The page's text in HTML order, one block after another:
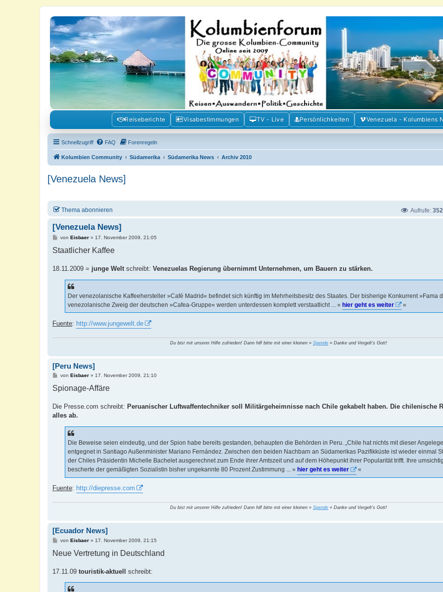
Kolumbienforum - Das grosse Forum der Freunde Kolumbiens
Reisen, Auswandern, Kultur, Politik, Geschichte und Visum in Kolumbien und Venezuela. Austausch, Erfahrungen und Gemeinschaft im Kolumbienforum
Reiseberichte Visabestimmungen TV - Live Persönlichkeiten Venezuela - Kolumbiens
Schnellzugriff FAQ Forenregeln
Kolumbien Community Südamerika Südamerika News Archiv 2010
[Venezuela News]
Thema abonnieren Aufrufe:
[Venezuela News]
B
i
t
a
g
von Eisbaer» 17. November 2009, 21:05
Staatlicher Kaffee
18.11.2009 = junge Weltschreibt: Venezuelas Regierung übernimmt Unternehmen, um Bauern zu stärken.
Der venezolanische Kaffeehersteller »Café Madrid« befindet sich künftig im Mehrheitsbesitz des Staates. Der bisherige Konkurrent »Fama
venezolanische Zweig der deutschen »Cafea-Gruppe« werden unterdessen komplett verstaatlicht ... » hier geht es weiter «
Fuente: http://www.jungewelt.de
Du bist mit unserer Hilfe zufrieden! Dann hilf bitte mit einer kleinen » Spende « Danke und Vergelt's Gott!
[Peru News]
B
i
t
a
von Eisbaer» 17. November 2009, 21:10
Spionage-Affäre
Die Presse.com schreibt: Peruanischer Luftwaffentechniker soll Militärgeheimnisse nach Chile gekabelt haben. Die chilenische
alles ab.
Die Beweise seien eindeutig, und der Spion habe bereits gestanden, behaupten die Behörden in Peru. „Chile hat nichts mit dieser
entgegnet in Santiago Außenminister Mariano Fernández. Zwischen den beiden Nachbarn an Südamerikas Pazifikküste ist wieder einmal
der Chiles Präsidentin Michelle Bachelet ausgerechnet zum Ende ihrer Amtszeit und auf dem Höhepunkt ihrer Popularität trifft. Ihre
bescherte der gemäßigten Sozialistin bisher ungekannte 80 Prozent Zustimmung ... » hier geht es weiter «
Fuente: http://diepresse.com
Du bist mit unserer Hilfe zufrieden! Dann hilf bitte mit einer kleinen » Spende « Danke und Vergelt's Gott!
[Ecuador News]
B
i
t
a
g
von Eisbaer» 17. November 2009, 21:15
Neue Vertretung in Deutschland
17.11.09 touristik-aktuell schreibt: